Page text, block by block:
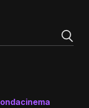
ondacinema